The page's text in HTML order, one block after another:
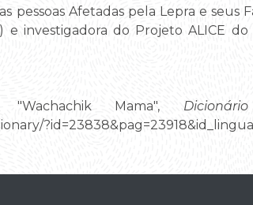
pessoas Afetadas pela Lepra e seus
e investigadora do Projeto ALICE
Mama",